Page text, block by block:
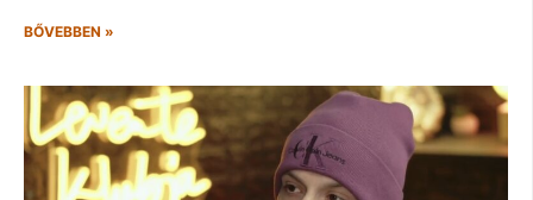
BŐVEBBEN »